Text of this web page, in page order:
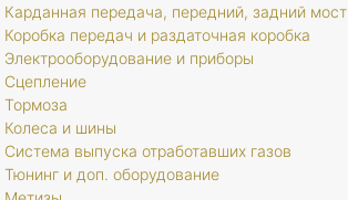
Карданная передача, передний, задний мост
Коробка передач и раздаточная коробка
Электрооборудование и приборы
Сцепление
Тормоза
Колеса и шины
Система выпуска отработавших газов
Тюнинг и доп. оборудование